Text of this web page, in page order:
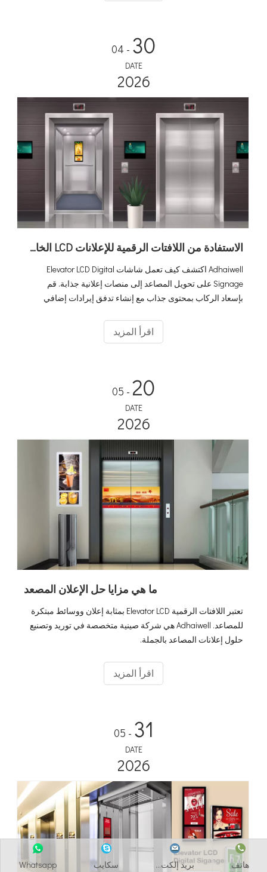
30
- 04
DATE
2026
الاستفادة من اللافتات الرقمية للإعلانات LCD الخاصة بالمصعد لزيادة توليد الإيرادات لديك
Adhaiwell اكتشف كيف تعمل شاشات Elevator LCD Digital
Signage على تحويل المصاعد إلى منصات إعلانية جذابة. قم
بإسعاد الركاب بمحتوى جذاب مع إنشاء تدفق إيرادات إضافي
استراتيجيات التسويق الخاصة بك إلى آفاق جديدة!
اقرأ المزيد
20
- 05
DATE
2026
ما هي مزايا حل الإعلان المصعد
تعتبر اللافتات الرقمية Elevator LCD بمثابة إعلان ووسائط مبتكرة
للمصاعد. Adhaiwell هي شركة صينية متخصصة في توريد وتصنيع
حلول إعلانات المصاعد بالجملة.
اقرأ المزيد
31
- 05
DATE
2026
هاتف بريد إلكت... سكايب Whatsapp